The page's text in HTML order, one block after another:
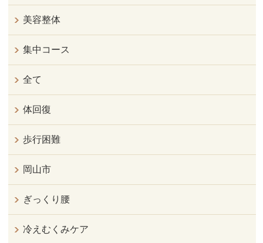
美容整体
集中コース
全て
体回復
歩行困難
岡山市
ぎっくり腰
冷えむくみケア